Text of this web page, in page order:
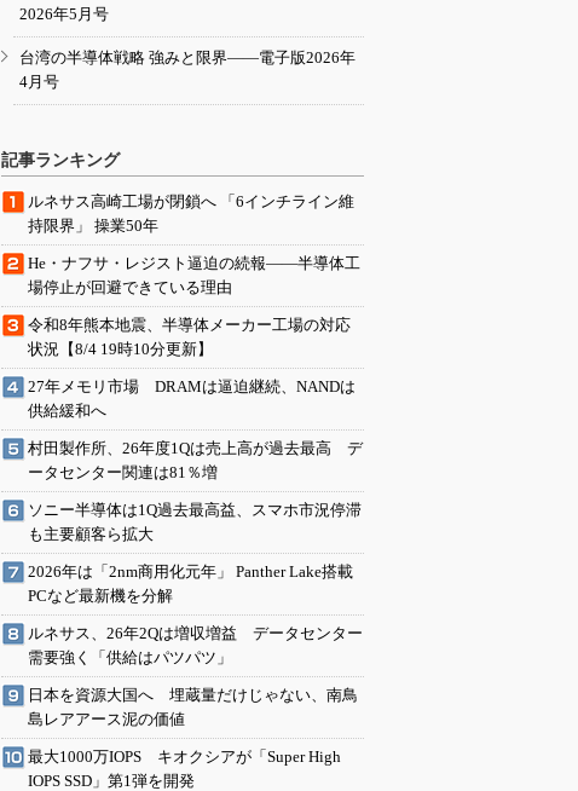
2026年5月号
台湾の半導体戦略 強みと限界――電子版2026年
4月号
記事ランキング
ルネサス高崎工場が閉鎖へ 「6インチライン維
持限界」 操業50年
He・ナフサ・レジスト逼迫の続報――半導体工
場停止が回避できている理由
令和8年熊本地震、半導体メーカー工場の対応
状況【8/4 19時10分更新】
27年メモリ市場 DRAMは逼迫継続、NANDは
供給緩和へ
村田製作所、26年度1Qは売上高が過去最高 デ
ータセンター関連は81％増
ソニー半導体は1Q過去最高益、スマホ市況停滞
も主要顧客ら拡大
2026年は「2nm商用化元年」 Panther Lake搭載
PCなど最新機を分解
ルネサス、26年2Qは増収増益 データセンター
需要強く「供給はパツパツ」
日本を資源大国へ 埋蔵量だけじゃない、南鳥
島レアアース泥の価値
最大1000万IOPS キオクシアが「Super High
IOPS SSD」第1弾を開発